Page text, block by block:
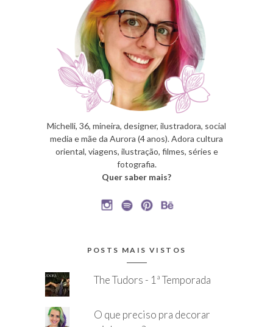
Michelli, 36, mineira, designer, ilustradora, social
media e mãe da Aurora (4 anos). Adora cultura
oriental, viagens, ilustração, filmes, séries e
fotografia.
Quer saber mais?
POSTS MAIS VISTOS
The Tudors - 1ª Temporada
O que preciso pra decorar